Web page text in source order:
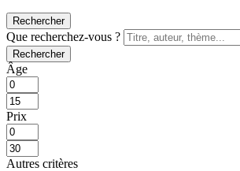
Rechercher
Que recherchez-vous ?
Rechercher
Âge
Prix
Autres critères